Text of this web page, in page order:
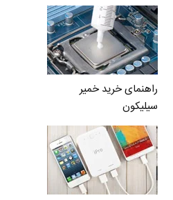
راهنمای خرید خمیر
سیلیکون